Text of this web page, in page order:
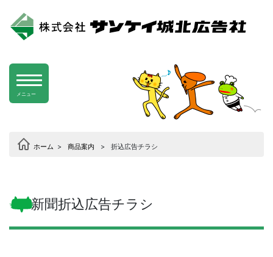
メニュー
ホーム > 商品案内 > 折込広告チラシ
新聞折込広告チラシ